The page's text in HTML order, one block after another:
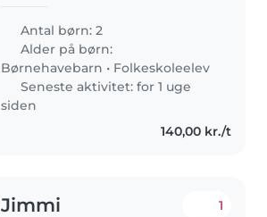
bor til daglig i USA og derfor har
vi ingen institution og mulighed
for børnepasning i DK inden..
Antal børn: 2
Alder på børn:
Børnehavebarn • Folkeskoleelev
Seneste aktivitet: for 1 uge
siden
140,00 kr./t
Jimmi 1